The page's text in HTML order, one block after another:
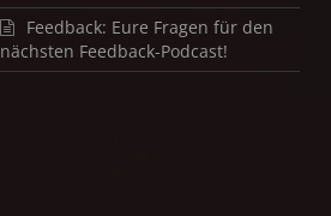
Feedback: Eure Fragen für den
nächsten Feedback-Podcast!